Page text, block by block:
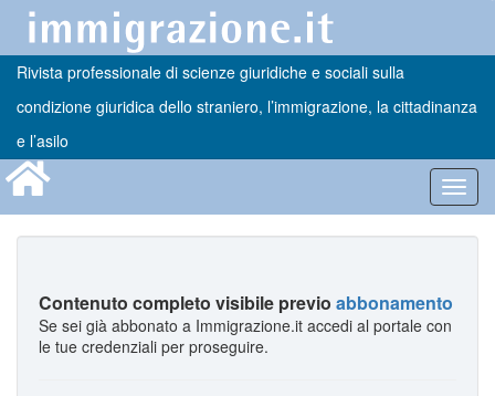
Rivista professionale di scienze giuridiche e sociali sulla
condizione giuridica dello straniero, l’immigrazione, la cittadinanza
e l’asilo
Contenuto completo visibile previo abbonamento
Se sei già abbonato a Immigrazione.it accedi al portale con
le tue credenziali per proseguire.